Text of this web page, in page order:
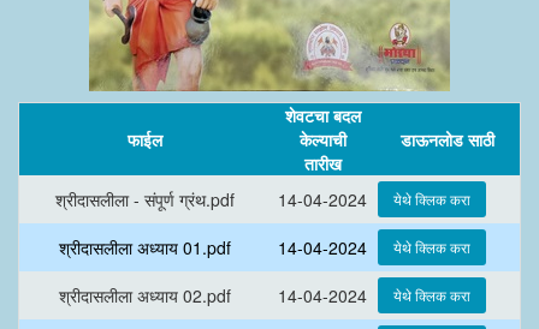
फाईल
शेवटचा बदल
केल्याची
तारीख
डाऊनलोड साठी
श्रीदासलीला - संपूर्ण ग्रंथ.pdf
14-04-2024
श्रीदासलीला अध्याय 01.pdf
14-04-2024
श्रीदासलीला अध्याय 02.pdf
14-04-2024